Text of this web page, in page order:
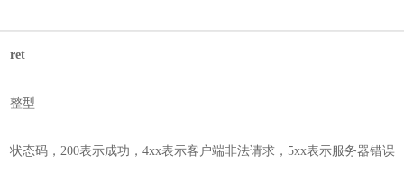
ret
整型
状态码，200表示成功，4xx表示客户端非法请求，5xx表示服务器错误